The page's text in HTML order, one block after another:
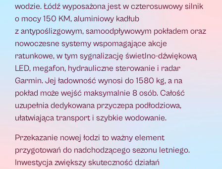
wodzie. Łódź wyposażona jest w czterosuwowy silnik
o mocy 150 KM, aluminiowy kadłub
z antypoślizgowym, samoodpływowym pokładem oraz
nowoczesne systemy wspomagające akcje
ratunkowe, w tym sygnalizację świetlno-dźwiękową
LED, megafon, hydrauliczne sterowanie i radar
Garmin. Jej ładowność wynosi do 1580 kg, a na
pokład może wejść maksymalnie 8 osób. Całość
uzupełnia dedykowana przyczepa podłodziowa,
ułatwiająca transport i szybkie wodowanie.
Przekazanie nowej łodzi to ważny element
przygotowań do nadchodzącego sezonu letniego.
Inwestycja zwiększy skuteczność działań